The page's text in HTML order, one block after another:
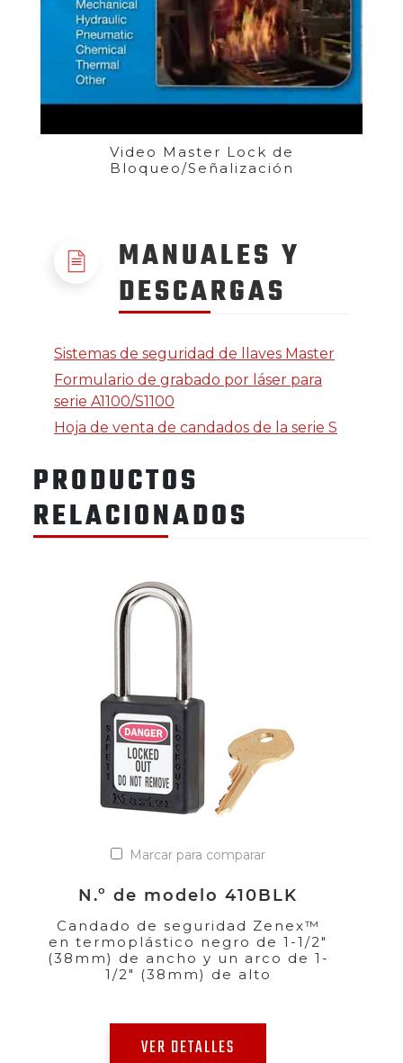
Video Master Lock de
Bloqueo/Señalización
MANUALES Y
DESCARGAS
Sistemas de seguridad de llaves Master
Formulario de grabado por láser para
serie A1100/S1100
Hoja de venta de candados de la serie S
PRODUCTOS
RELACIONADOS
Marcar para comparar
N.º de modelo 410BLK
Candado de seguridad Zenex™
en termoplástico negro de 1-1/2"
(38mm) de ancho y un arco de 1-
1/2" (38mm) de alto
VER DETALLES